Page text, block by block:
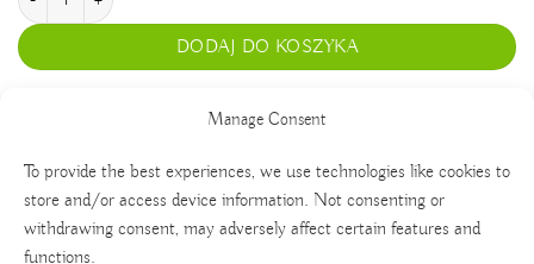
Manage Consent
To provide the best experiences, we use technologies like cookies to
store and/or access device information. Not consenting or
withdrawing consent, may adversely affect certain features and
functions.
DODAJ DO KOSZYKA